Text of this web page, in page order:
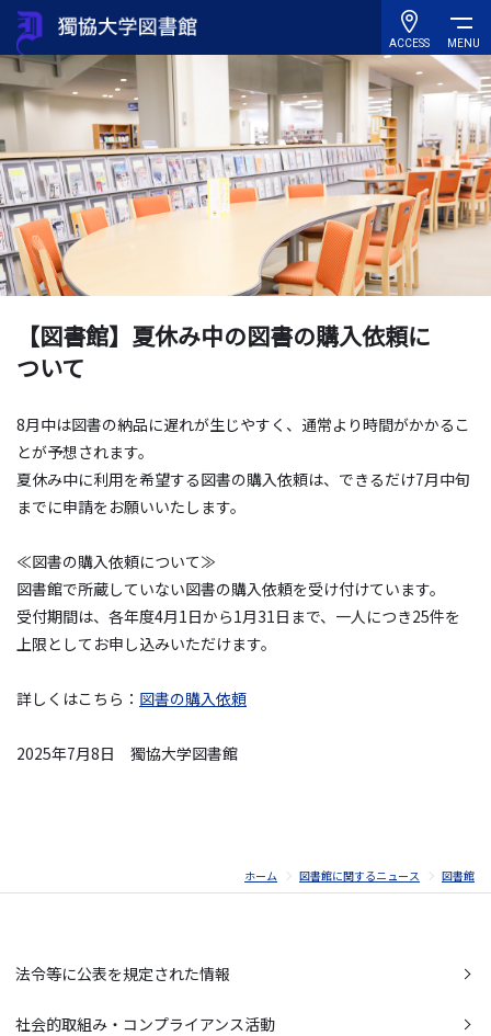
ACCESS MENU
【図書館】夏休み中の図書の購入依頼に
ついて
8月中は図書の納品に遅れが生じやすく、通常より時間がかかるこ
とが予想されます。
夏休み中に利用を希望する図書の購入依頼は、できるだけ7月中旬
までに申請をお願いいたします。
≪図書の購入依頼について≫
図書館で所蔵していない図書の購入依頼を受け付けています。
受付期間は、各年度4月1日から1月31日まで、一人につき25件を
上限としてお申し込みいただけます。
詳しくはこちら： 図書の購入依頼
2025年7月8日 獨協大学図書館
ホーム 図書館に関するニュース 図書館
法令等に公表を規定された情報
社会的取組み・コンプライアンス活動